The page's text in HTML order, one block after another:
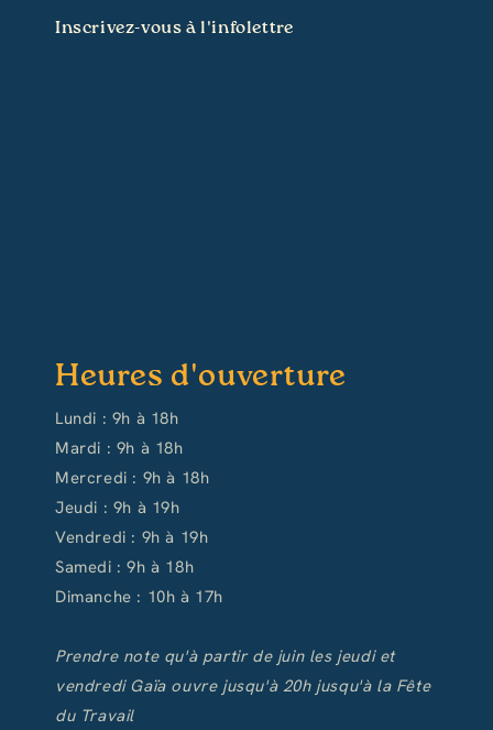
Inscrivez-vous à l'infolettre
Heures d'ouverture
Lundi : 9h à 18h
Mardi : 9h à 18h
Mercredi : 9h à 18h
Jeudi : 9h à 19h
Vendredi : 9h à 19h
Samedi : 9h à 18h
Dimanche : 10h à 17h
Prendre note qu'à partir de juin les jeudi et
vendredi Gaïa ouvre jusqu'à 20h jusqu'à la Fête
du Travail